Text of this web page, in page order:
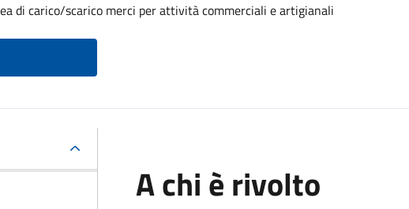
di carico/scarico merci per attività commerciali e artigianali
A chi è rivolto